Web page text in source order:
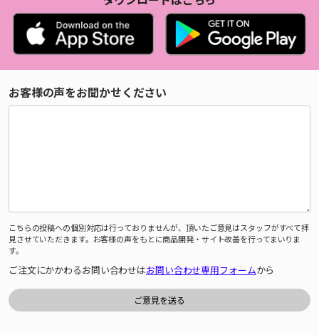
お客様の声をお聞かせください
こちらの投稿への個別対応は行っておりませんが、頂いたご意見はスタッフがすべて拝
見させていただきます。お客様の声をもとに商品開発・サイト改善を行ってまいりま
す。
ご注文にかかわるお問い合わせはお問い合わせ専用フォームから